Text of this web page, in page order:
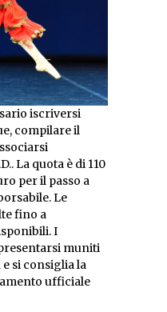
iscriversi
compilare il
La quota è di 110
per il passo a
Le
fino a
I
muniti
si consiglia la
ufficiale